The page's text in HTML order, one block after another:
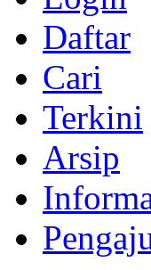
Daftar
Cari
Terkini
Arsip